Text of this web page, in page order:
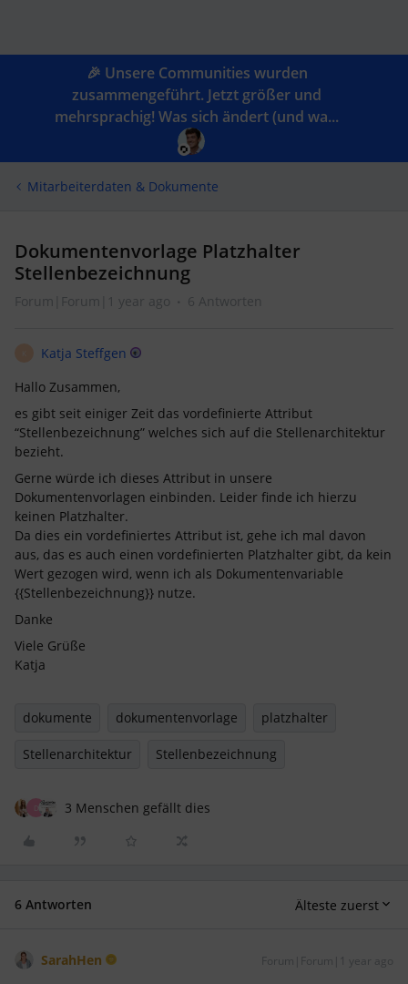
🎉 Unsere Communities wurden
zusammengeführt. Jetzt größer und
mehrsprachig! Was sich ändert (und wa...
Mitarbeiterdaten & Dokumente
Dokumentenvorlage Platzhalter
Stellenbezeichnung
Forum|Forum|1 year ago 6 Antworten
Katja Steffgen
Hallo Zusammen,
es gibt seit einiger Zeit das vordefinierte Attribut
“Stellenbezeichnung” welches sich auf die Stellenarchitektur
bezieht.
Gerne würde ich dieses Attribut in unsere
Dokumentenvorlagen einbinden. Leider finde ich hierzu
keinen Platzhalter.
Da dies ein vordefiniertes Attribut ist, gehe ich mal davon
aus, das es auch einen vordefinierten Platzhalter gibt, da kein
Wert gezogen wird, wenn ich als Dokumentenvariable
{{Stellenbezeichnung}} nutze.
Danke
Viele Grüße
Katja
dokumente dokumentenvorlage platzhalter
Stellenarchitektur Stellenbezeichnung
D 3 Menschen gefällt dies
6 Antworten Älteste zuerst
SarahHen Forum|Forum|1 year ago